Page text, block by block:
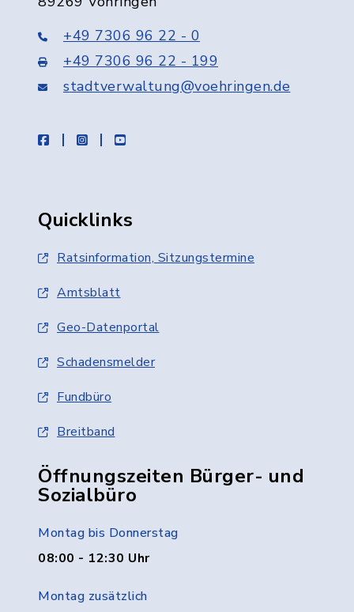
+49 7306 96 22 - 0
+49 7306 96 22 - 199
stadtverwaltung@voehringen.de
facebookinstagramyoutube
Quicklinks
Ratsinformation, Sitzungstermine
Amtsblatt
Geo-Datenportal
Schadensmelder
Fundbüro
Breitband
Öffnungszeiten Bürger- und
Sozialbüro
Montag bis Donnerstag
08:00 - 12:30 Uhr
Montag zusätzlich